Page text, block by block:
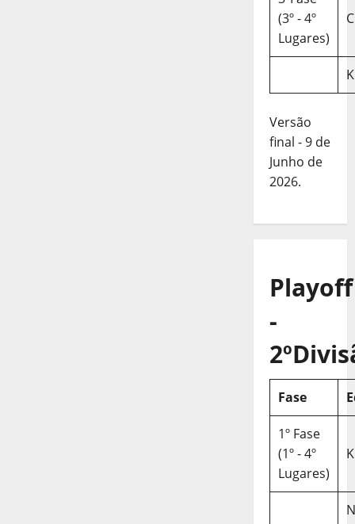
(3º - 4º
Lugares)
Versão
final - 9 de
Junho de
2026.
Playoff
-
Fase
1º Fase
(1º - 4º
Lugares)